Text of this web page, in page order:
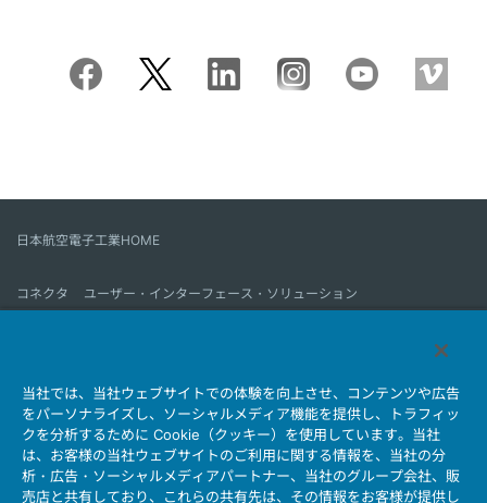
日本航空電子工業HOME
コネクタ
ユーザー・インターフェース・ソリューション
会社情報 サステナビリティ IR情報 採用情報
会社情報新着一覧
製品情報新着一覧
サイトマップ お問い合わせ
当社では、当社ウェブサイトでの体験を向上させ、コンテンツや広告
をパーソナライズし、ソーシャルメディア機能を提供し、トラフィッ
クを分析するために Cookie（クッキー）を使用しています。当社
は、お客様の当社ウェブサイトのご利用に関する情報を、当社の分
析・広告・ソーシャルメディアパートナー、当社のグループ会社、販
売店と共有しており、これらの共有先は、その情報をお客様が提供し